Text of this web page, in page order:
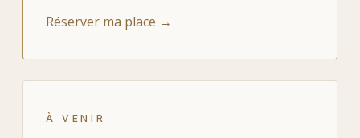
Réserver ma place →
À VENIR